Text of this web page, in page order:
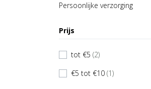
Persoonlijke verzorging
Prijs
tot €5 (2)
€5 tot €10 (1)